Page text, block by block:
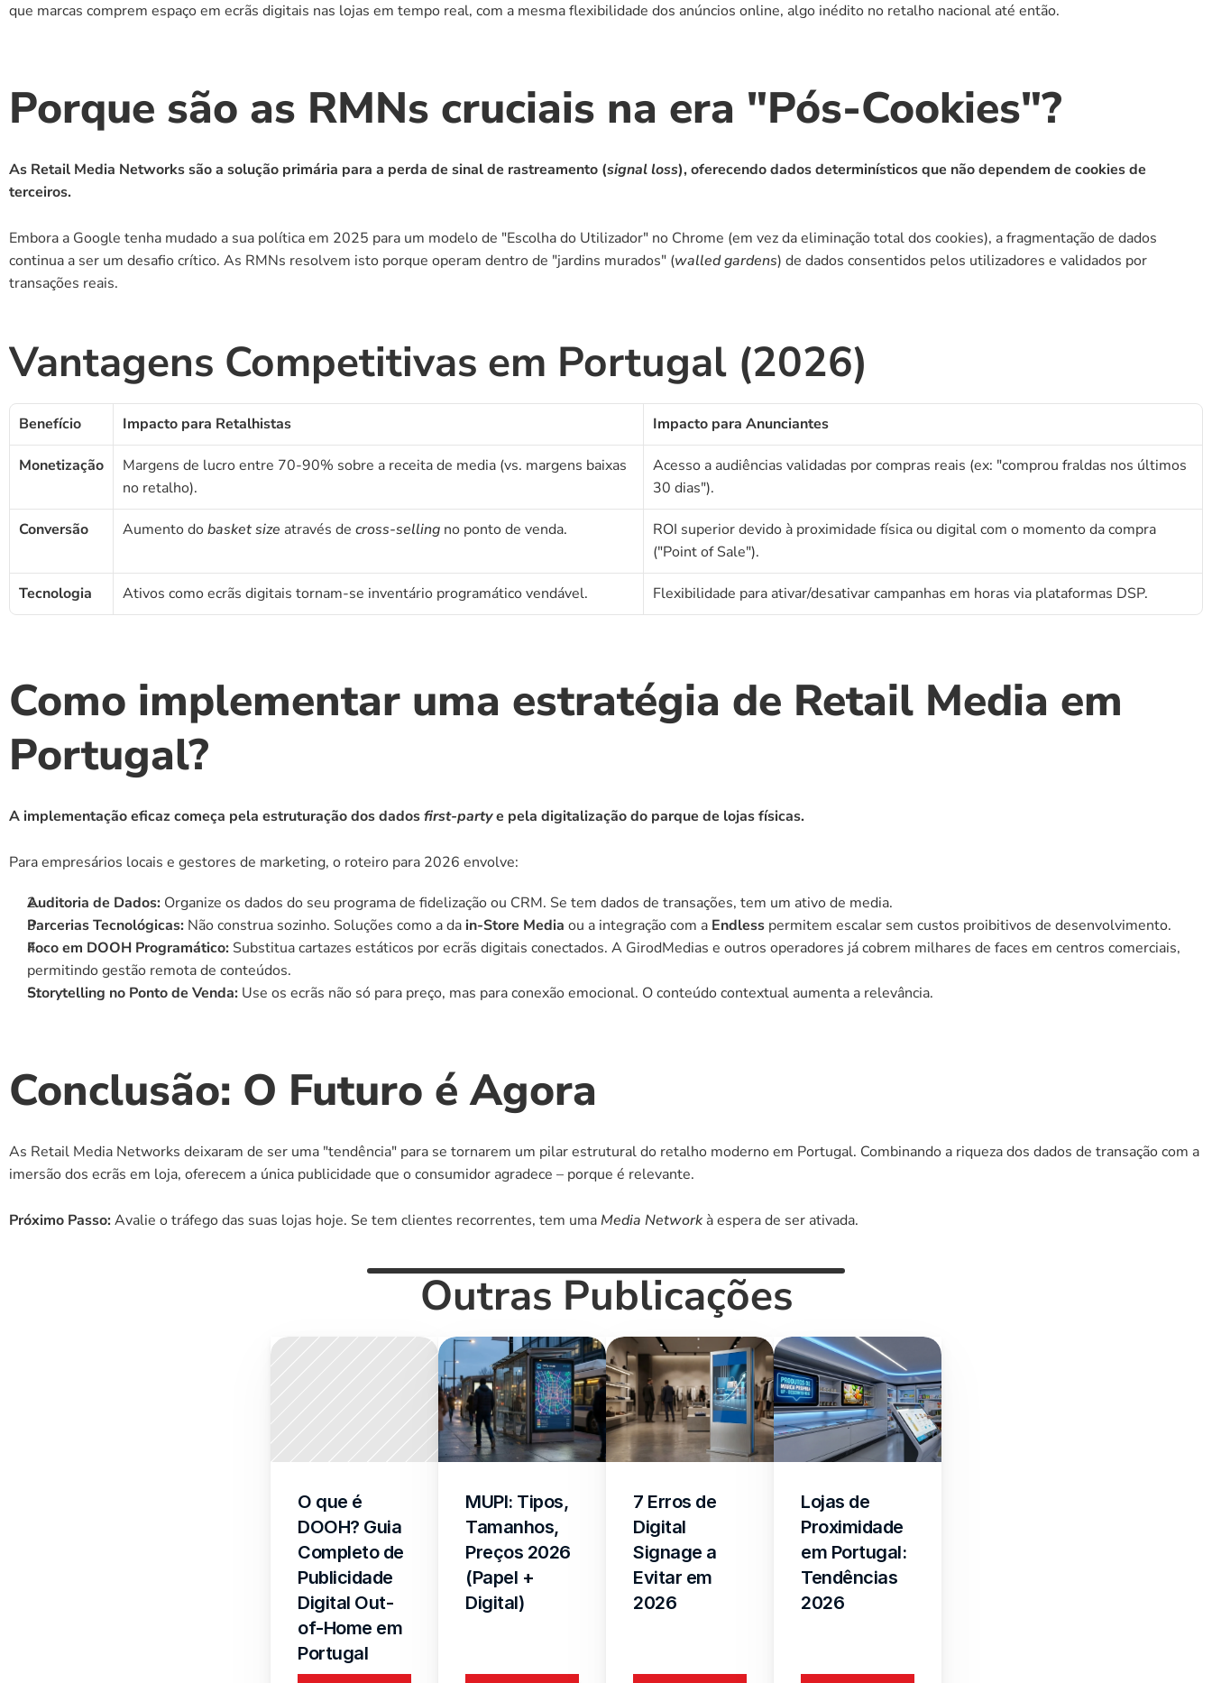
que marcas comprem espaço em ecrãs digitais nas lojas em tempo real, com a mesma flexibilidade dos anúncios online, algo inédito no retalho nacional até então.
Porque são as RMNs cruciais na era "Pós-Cookies"?
As Retail Media Networks são a solução primária para a perda de sinal de rastreamento (signal loss), oferecendo dados determinísticos que não dependem de cookies de
terceiros.
Embora a Google tenha mudado a sua política em 2025 para um modelo de "Escolha do Utilizador" no Chrome (em vez da eliminação total dos cookies), a fragmentação de dados
continua a ser um desafio crítico. As RMNs resolvem isto porque operam dentro de "jardins murados" (walled gardens) de dados consentidos pelos utilizadores e validados por
transações reais.
Vantagens Competitivas em Portugal (2026)
Benefício Impacto para Retalhistas Impacto para Anunciantes
Monetização
Margens de lucro entre 70-90% sobre a receita de media (vs. margens baixas
no retalho).
Acesso a audiências validadas por compras reais (ex: "comprou fraldas nos últimos
30 dias").
Conversão Aumento do basket size através de cross-selling no ponto de venda.
ROI superior devido à proximidade física ou digital com o momento da compra
("Point of Sale").
Tecnologia Ativos como ecrãs digitais tornam-se inventário programático vendável. Flexibilidade para ativar/desativar campanhas em horas via plataformas DSP.
Como implementar uma estratégia de Retail Media em
Portugal?
A implementação eficaz começa pela estruturação dos dados first-party e pela digitalização do parque de lojas físicas.
Para empresários locais e gestores de marketing, o roteiro para 2026 envolve:
Auditoria de Dados: Organize os dados do seu programa de fidelização ou CRM. Se tem dados de transações, tem um ativo de media.
Parcerias Tecnológicas: Não construa sozinho. Soluções como a da in-Store Media ou a integração com a Endless permitem escalar sem custos proibitivos de desenvolvimento.
Foco em DOOH Programático: Substitua cartazes estáticos por ecrãs digitais conectados. A GirodMedias e outros operadores já cobrem milhares de faces em centros comerciais,
permitindo gestão remota de conteúdos.
Storytelling no Ponto de Venda: Use os ecrãs não só para preço, mas para conexão emocional. O conteúdo contextual aumenta a relevância.
Conclusão: O Futuro é Agora
As Retail Media Networks deixaram de ser uma "tendência" para se tornarem um pilar estrutural do retalho moderno em Portugal. Combinando a riqueza dos dados de transação com a
imersão dos ecrãs em loja, oferecem a única publicidade que o consumidor agradece – porque é relevante.
Próximo Passo: Avalie o tráfego das suas lojas hoje. Se tem clientes recorrentes, tem uma Media Network à espera de ser ativada.
Outras Publicações
O que é
DOOH? Guia
Completo de
Publicidade
Digital Out-
of-Home em
Portugal
MUPI: Tipos,
Tamanhos,
Preços 2026
(Papel +
Digital)
7 Erros de
Digital
Signage a
Evitar em
2026
Lojas de
Proximidade
em Portugal:
Tendências
2026